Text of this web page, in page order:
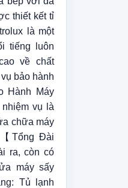
thiết kết tỉ
là một
tiếng luôn
về chất
bảo hành
Hành Máy
vụ là
chữa máy
Tổng Đài
ra, còn có
máy sấy
Tủ lạnh